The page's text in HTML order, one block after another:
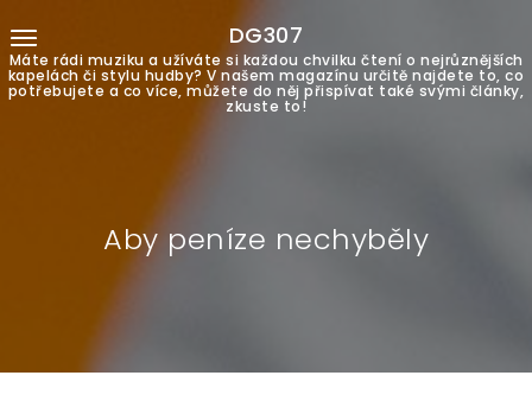
DG307
Máte rádi muziku a užíváte si každou chvilku čtení o nejrůznějších
kapelách či stylu hudby? V našem magazínu určitě najdete to, co
potřebujete a co více, můžete do něj přispívat také svými články,
zkuste to!
Aby peníze nechyběly